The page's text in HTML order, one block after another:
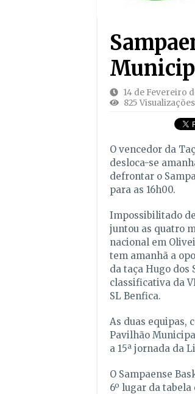
14 de Fevereiro
825 Visualizações
O vencedor da
desloca-se
defrontar o
para as 16h00.
Impossibilitado
juntou as quatro
nacional em
tem amanhã a
da taça Hugo dos
classificativa da
SL Benfica.
As duas equipas,
Pavilhão
a 15ª jornada da
O Sampaense
6º lugar da tabela